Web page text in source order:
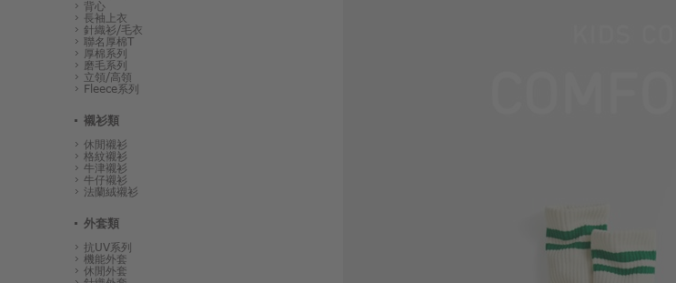
背心
長袖上衣
針織衫/毛衣
聯名厚棉T
厚棉系列
磨毛系列
立領/高領
Fleece系列
襯衫類
休閒襯衫
格紋襯衫
牛津襯衫
牛仔襯衫
法蘭絨襯衫
外套類
抗UV系列
機能外套
休閒外套